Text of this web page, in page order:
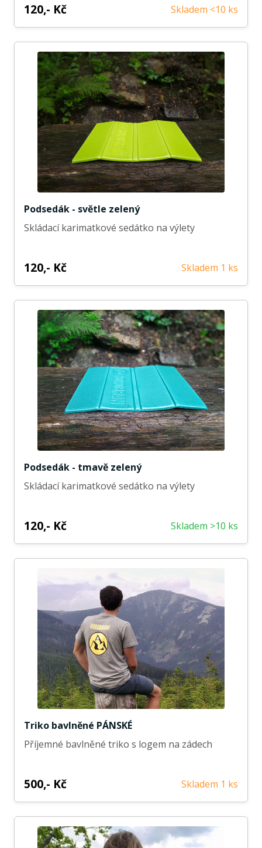
120,- Kč Skladem <10 ks
Podsedák - světle zelený
Skládací karimatkové sedátko na výlety
120,- Kč Skladem 1 ks
Podsedák - tmavě zelený
Skládací karimatkové sedátko na výlety
120,- Kč Skladem >10 ks
Triko bavlněné PÁNSKÉ
Příjemné bavlněné triko s logem na zádech
500,- Kč Skladem 1 ks